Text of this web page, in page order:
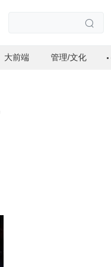

大前端 管理/文化